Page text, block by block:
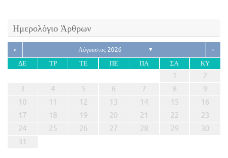
Ημερολόγιο Άρθρων
< Αύγουστος 2026 ▼
>
ΔΕ
ΤΡ ΤΕ ΠΕ ΠΑ ΣΑ ΚΥ
1
2
3
4 5 6 7 8
9
10
11 12 13 14 15
16
17
18 19 20 21 22
23
24
25 26 27 28 29
30
31